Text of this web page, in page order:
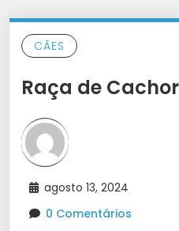
CÃES
Raça de
agosto 13, 2024
0 Comentários